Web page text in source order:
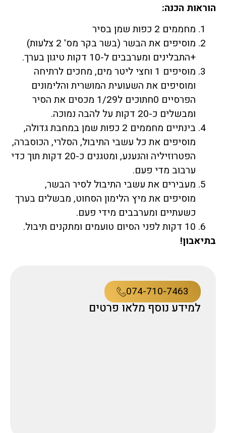
הוראות הכנה:
מחממים 2 כפות שמן בסיר
מוסיפים את הבשר (בשר בקר מס' 2 צלעות)
+התבלינים ומערבבים ל-10 דקות טיגון בערך.
מוסיפים 1 וחצי ליטר מים, מחכים לרתיחה
ומוסיפים את השעועית המושרית והלימונים
הפרסיים 0חתוכים ל1/29 מכסים את הסיר
ומבשלים כ-20 דקות על להבה נמוכה.
בינתיים מחממים 2 כפות שמן במחבת גדולה,
מוסיפים את כל עשבי התיבול, הסלרי, הכוסברה,
הפטרוזיליה והנענע, ומטגנים כ-20 דקות תוך כדי
ערבוב מדי פעם.
מעבירים את עשבי התיבול לסיר הבשר,
מוסיפים את מיץ הלימון הסחוט, מבשלים בערך
כשעתיים ומערבבים מידי פעם.
10 דקות לפני הסיום טועמים ומתקנים תיבול.
בתיאבון!
074-710-7463
למידע נוסף מלאו פרטים